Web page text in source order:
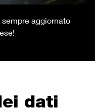
aggiornato
dati